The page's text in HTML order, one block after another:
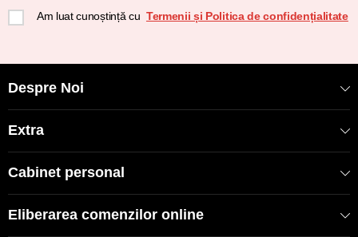
Am luat cunoștință cu Termenii și Politica de confidențialitate
Despre Noi
Extra
Cabinet personal
Eliberarea comenzilor online